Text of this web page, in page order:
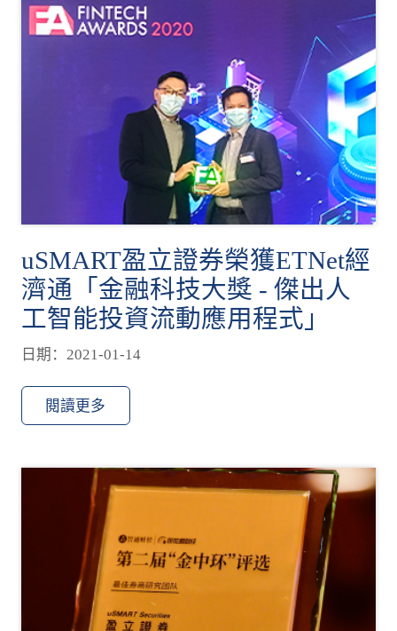
uSMART盈立證券榮獲ETNet經
濟通「金融科技大獎 - 傑出人
工智能投資流動應用程式」
日期：2021-01-14
閱讀更多